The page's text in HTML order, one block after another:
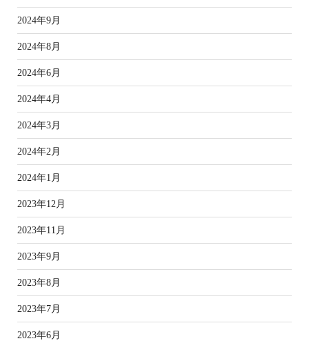
2024年9月
2024年8月
2024年6月
2024年4月
2024年3月
2024年2月
2024年1月
2023年12月
2023年11月
2023年9月
2023年8月
2023年7月
2023年6月